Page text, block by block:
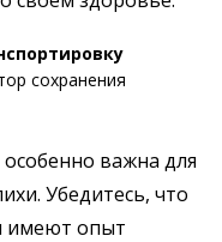
сохранения
важна для
Убедитесь, что
имеют опыт